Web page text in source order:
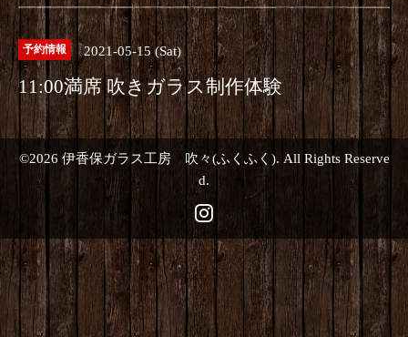
予約情報 2021-05-15 (Sat)
11:00満席 吹きガラス制作体験
©2026 伊香保ガラス工房 吹々(ふくふく). All Rights Reserve
d.